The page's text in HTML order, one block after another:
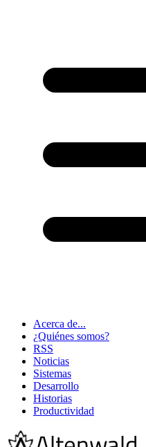
Acerca de...
¿Quiénes somos?
RSS
Noticias
Sistemas
Desarrollo
Historias
Productividad